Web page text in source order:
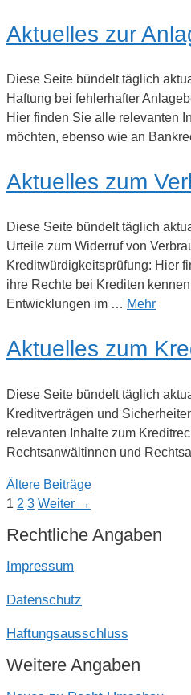
Aktuelles zur
Diese Seite bündelt täglich
Haftung bei fehlerhafter
Hier finden Sie alle relevanten
möchten, ebenso wie an
Aktuelles zum
Diese Seite bündelt täglich
Urteile zum Widerruf von
Kreditwürdigkeitsprüfung: Hier
ihre Rechte bei Krediten
Entwicklungen im … Mehr
Aktuelles zum
Diese Seite bündelt täglich
Kreditverträgen und
relevanten Inhalte zum
Rechtsanwältinnen und
Ältere Beiträge
Seite
1 Seite
2 Seite
3 Weiter →
Rechtliche Angaben
Impressum
Datenschutz
Haftungsausschluss
Weitere Angaben